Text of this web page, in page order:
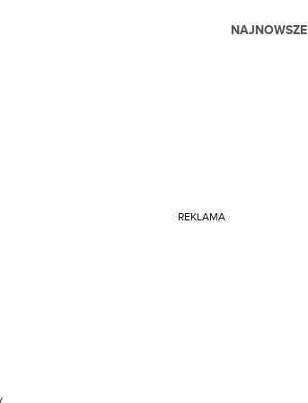
NAJNOWSZE
REKLAMA